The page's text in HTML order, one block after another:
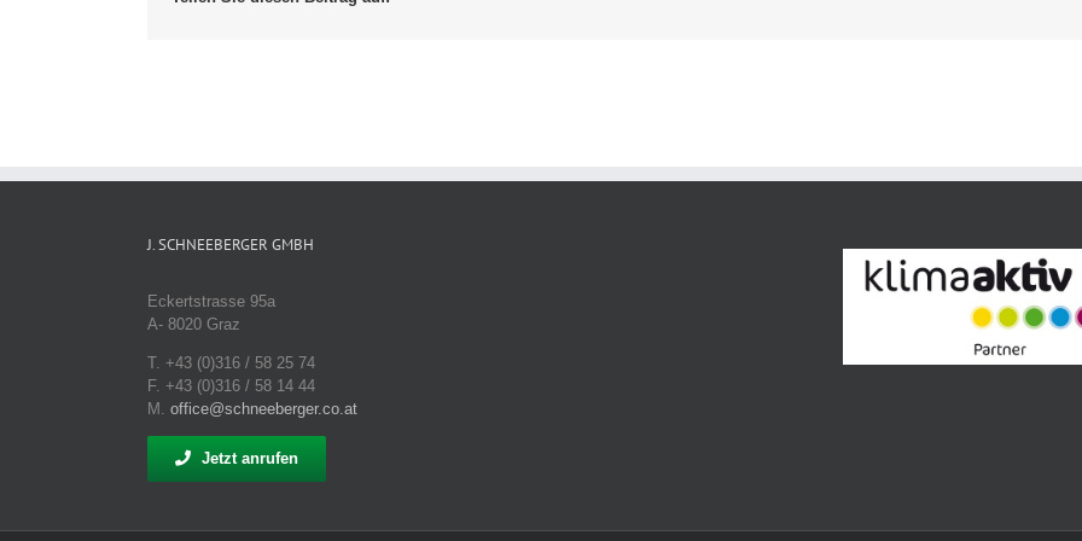
J. SCHNEEBERGER GMBH
Eckertstrasse 95a
A- 8020 Graz
T. +43 (0)316 / 58 25 74
F. +43 (0)316 / 58 14 44
M. office@schneeberger.co.at
Jetzt anrufen